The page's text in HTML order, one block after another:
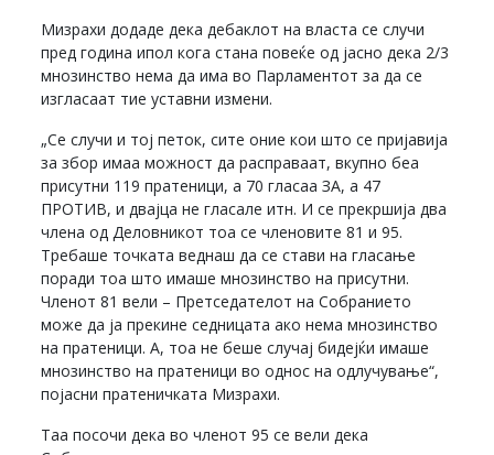
Мизрахи додаде дека дебаклот на власта се случи
пред година ипол кога стана повеќе од јасно дека 2/3
мнозинство нема да има во Парламентот за да се
изгласаат тие уставни измени.
„Се случи и тој петок, сите оние кои што се пријавија
за збор имаа можност да расправаат, вкупно беа
присутни 119 пратеници, а 70 гласаа ЗА, а 47
ПРОТИВ, и двајца не гласале итн. И се прекршија два
члена од Деловникот тоа се членовите 81 и 95.
Требаше точката веднаш да се стави на гласање
поради тоа што имаше мнозинство на присутни.
Членот 81 вели – Претседателот на Собранието
може да ја прекине седницата ако нема мнозинство
на пратеници. А, тоа не беше случај бидејќи имаше
мнозинство на пратеници во однос на одлучување“,
појасни пратеничката Мизрахи.
Таа посочи дека во членот 95 се вели дека